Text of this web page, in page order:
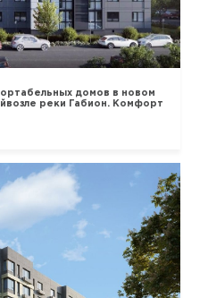
домов в новом
реки Габион. Комфорт